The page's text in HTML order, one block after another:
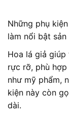
Những phụ
làm nổi bật
Hoa lá giả
rực rỡ, phù
như mỹ phẩm,
kiện này còn
dài.